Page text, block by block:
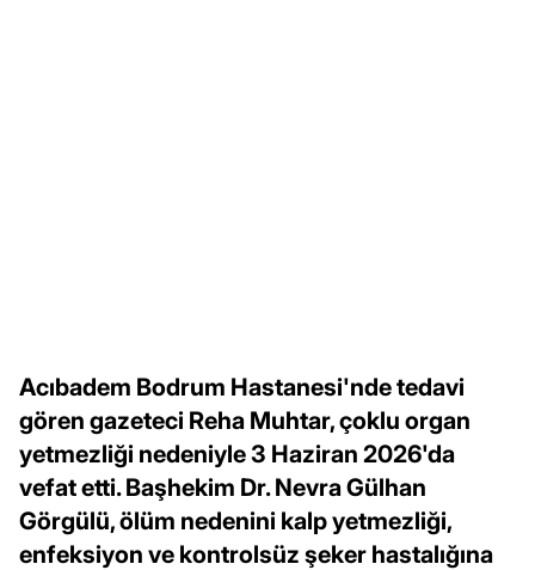
Acıbadem Bodrum Hastanesi'nde tedavi
gören gazeteci Reha Muhtar, çoklu organ
yetmezliği nedeniyle 3 Haziran 2026'da
vefat etti. Başhekim Dr. Nevra Gülhan
Görgülü, ölüm nedenini kalp yetmezliği,
enfeksiyon ve kontrolsüz şeker hastalığına